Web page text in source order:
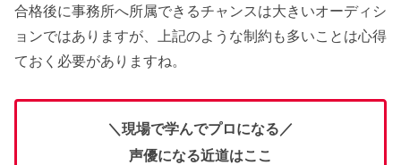
合格後に事務所へ所属できるチャンスは大きいオーディシ
ョンではありますが、上記のような制約も多いことは心得
ておく必要がありますね。
＼現場で学んでプロになる／
声優になる近道はここ